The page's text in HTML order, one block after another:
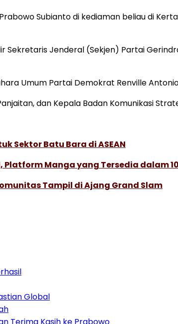
Subianto di kediaman beliau di
Jenderal (Sekjen) Partai
Umum Partai Demokrat Renville
dan Kepala Badan Komunikasi
Sektor Batu Bara di ASEAN
Platform Manga yang Tersedia dalam
Tampil di Ajang Grand Slam
Global
Terima Kasih ke Prabowo